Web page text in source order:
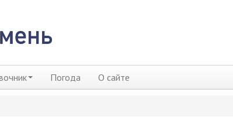
Погода О сайте